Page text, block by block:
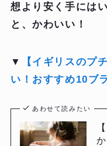
想より安く手には
と、かわいい！
▼
【イギリスのプ
い！おすすめ10ブ
あわせて読みたい